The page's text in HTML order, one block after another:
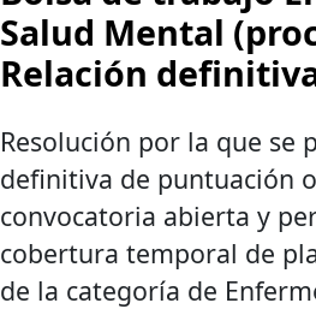
Salud Mental
Relación
Resolución por la que se
definitiva de puntuación
convocatoria abierta y
cobertura temporal de
de la categoría de